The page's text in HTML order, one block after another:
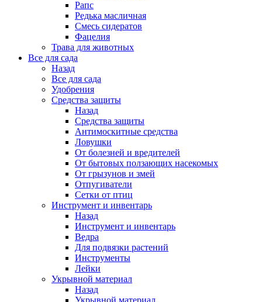
Рапс
Редька масличная
Смесь сидератов
Фацелия
Трава для животных
Все для сада
Назад
Все для сада
Удобрения
Средства защиты
Назад
Средства защиты
Антимоскитные средства
Ловушки
От болезней и вредителей
От бытовых ползающих насекомых
От грызунов и змей
Отпугиватели
Сетки от птиц
Инструмент и инвентарь
Назад
Инструмент и инвентарь
Ведра
Для подвязки растений
Инструменты
Лейки
Укрывной материал
Назад
Укрывной материал